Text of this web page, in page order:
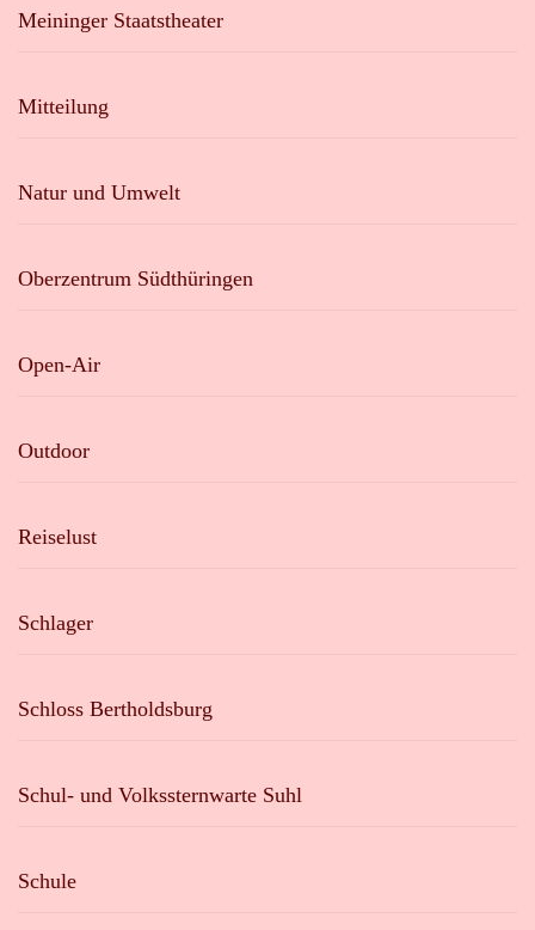
Meininger Staatstheater
Mitteilung
Natur und Umwelt
Oberzentrum Südthüringen
Open-Air
Outdoor
Reiselust
Schlager
Schloss Bertholdsburg
Schul- und Volkssternwarte Suhl
Schule